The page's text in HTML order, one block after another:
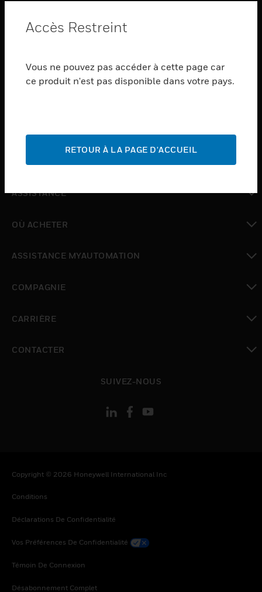
S'INSCRIRE
PRODUCTS
toggle view
INDUSTRIES
ASSISTANCE
OÙ ACHETER
ASSISTANCE MYAUTOMATION
COMPAGNIE
CARRIÈRE
CONTACTER
SUIVEZ-NOUS
Copyright © 2026 Honeywell International Inc
Conditions
Déclarations De Confidentialité
Vos Préférences De Confidentialité
Témoin De Connexion
Désabonnement Complet
Accès Restreint
Vous ne pouvez pas accéder à cette page car
ce produit n'est pas disponible dans votre pays.
RETOUR À LA PAGE D'ACCUEIL